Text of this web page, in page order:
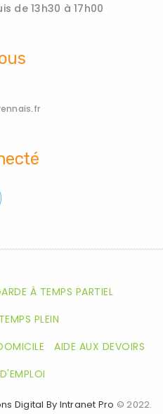
de 13h30 à 17h00
À TEMPS PARTIEL
PLEIN
AIDE AUX DEVOIRS
Digital By Intranet Pro © 2022.